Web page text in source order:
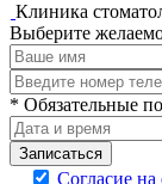
Клиника
Выберите
* Обязательные
Записаться
Согласие